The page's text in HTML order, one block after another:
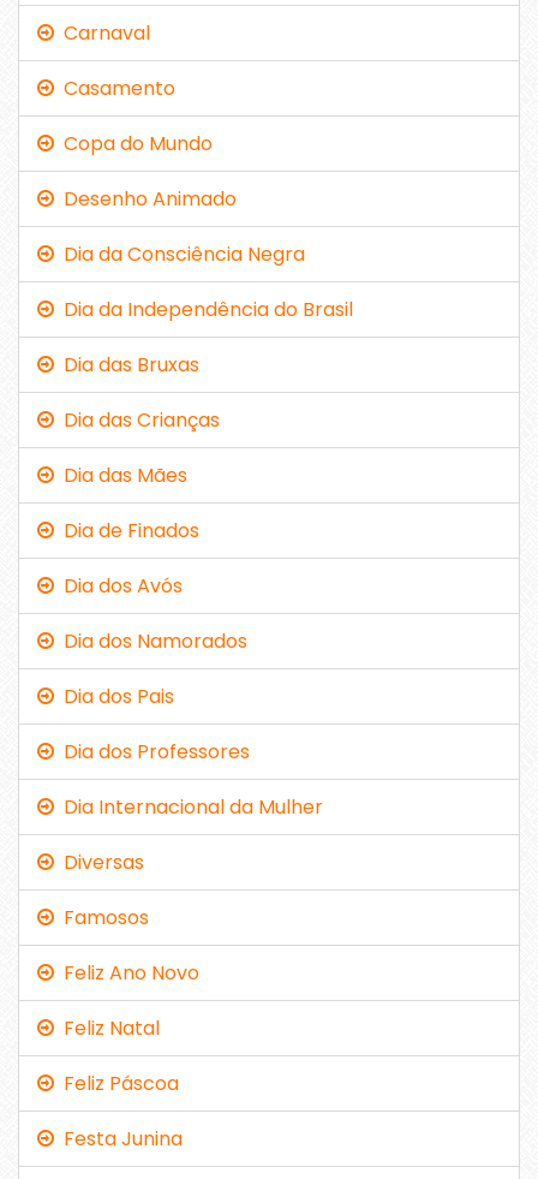
Carnaval
Casamento
Copa do Mundo
Desenho Animado
Dia da Consciência Negra
Dia da Independência do Brasil
Dia das Bruxas
Dia das Crianças
Dia das Mães
Dia de Finados
Dia dos Avós
Dia dos Namorados
Dia dos Pais
Dia dos Professores
Dia Internacional da Mulher
Diversas
Famosos
Feliz Ano Novo
Feliz Natal
Feliz Páscoa
Festa Junina